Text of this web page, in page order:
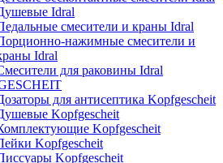
Idral
смесители и краны Idral
нажимные смесители и
Idral
для раковины Idral
для антисептика Kopfgescheit
Kopfgescheit
Kopfgescheit
Kopfgescheit
Kopfgescheit